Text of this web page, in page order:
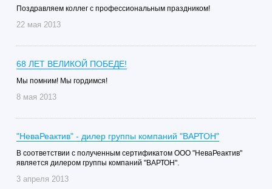
Поздравляем коллег с профессиональным праздником!
22 мая 2013
68 ЛЕТ ВЕЛИКОЙ ПОБЕДЕ!
Мы помним! Мы гордимся!
8 мая 2013
"НеваРеактив" - дилер группы компаний "ВАРТОН"
В соответствии с полученным сертификатом ООО "НеваРеактив"
является дилером группы компаний "ВАРТОН".
3 апреля 2013